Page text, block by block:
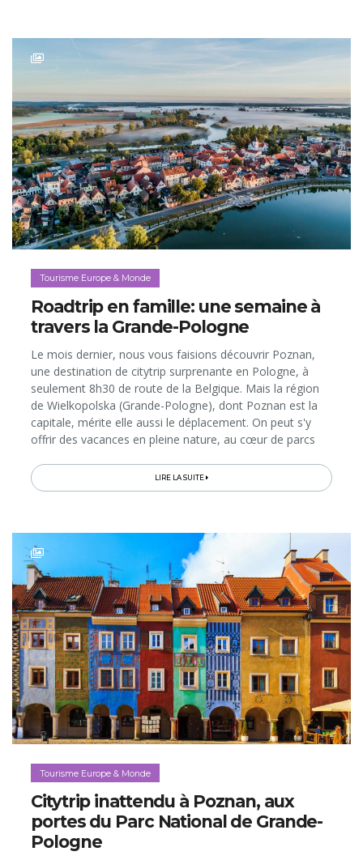
Tourisme Europe & Monde
Roadtrip en famille: une semaine à
travers la Grande-Pologne
Le mois dernier, nous vous faisions découvrir Poznan,
une destination de citytrip surprenante en Pologne, à
seulement 8h30 de route de la Belgique. Mais la région
de Wielkopolska (Grande-Pologne), dont Poznan est la
capitale, mérite elle aussi le déplacement. On peut s'y
offrir des vacances en pleine nature, au cœur de parcs
charmantes cités...
LIRE LA SUITE
Tourisme Europe & Monde
Citytrip inattendu à Poznan, aux
portes du Parc National de Grande-
Pologne